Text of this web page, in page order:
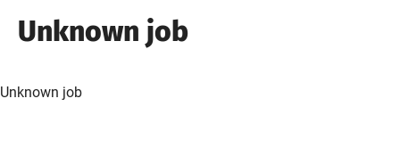
Unknown job
Unknown job